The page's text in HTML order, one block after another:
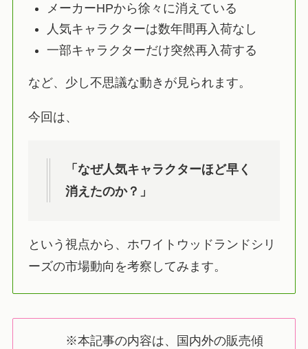
メーカーHPから徐々に消えている
人気キャラクターは数年間再入荷なし
一部キャラクターだけ突然再入荷する
など、少し不思議な動きが見られます。
今回は、
「なぜ人気キャラクターほど早く
消えたのか？」
という視点から、ホワイトウッドランドシリ
ーズの市場動向を考察してみます。
※本記事の内容は、国内外の販売傾